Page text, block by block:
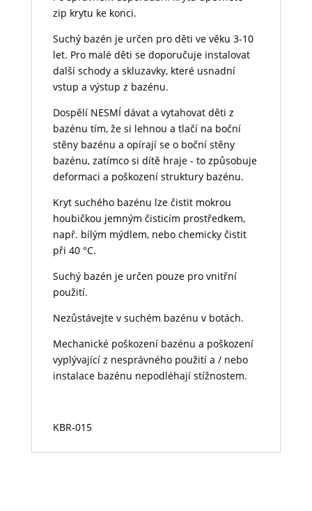
zip krytu ke konci.
Suchý bazén je určen pro děti ve věku 3-10
let. Pro malé děti se doporučuje instalovat
další schody a skluzavky, které usnadní
vstup a výstup z bazénu.
Dospělí NESMÍ dávat a vytahovat děti z
bazénu tím, že si lehnou a tlačí na boční
stěny bazénu a opírají se o boční stěny
bazénu, zatímco si dítě hraje - to způsobuje
deformaci a poškození struktury bazénu.
Kryt suchého bazénu lze čistit mokrou
houbičkou jemným čisticím prostředkem,
např. bílým mýdlem, nebo chemicky čistit
při 40 °C.
Suchý bazén je určen pouze pro vnitřní
použití.
Nezůstávejte v suchém bazénu v botách.
Mechanické poškození bazénu a poškození
vyplývající z nesprávného použití a / nebo
instalace bazénu nepodléhají stížnostem.
KBR-015